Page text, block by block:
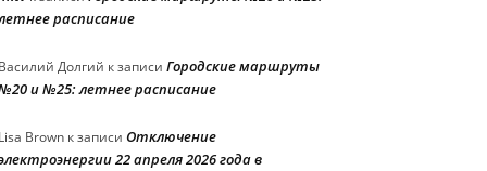
расписание
Долгий к записи Городские маршруты
и №25: летнее расписание
Brown к записи Отключение
22 апреля 2026 года в